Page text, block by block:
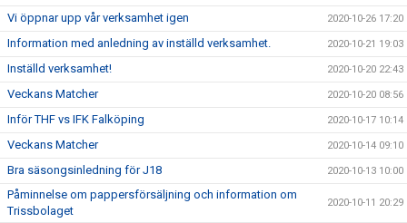
Vi öppnar upp vår verksamhet igen 2020-10-26 17:20
Information med anledning av inställd verksamhet. 2020-10-21 19:03
Inställd verksamhet! 2020-10-20 22:43
Veckans Matcher 2020-10-20 08:56
Inför THF vs IFK Falköping 2020-10-17 10:14
Veckans Matcher 2020-10-14 09:10
Bra säsongsinledning för J18 2020-10-13 10:00
Påminnelse om pappersförsäljning och information om
Trissbolaget
2020-10-11 20:29